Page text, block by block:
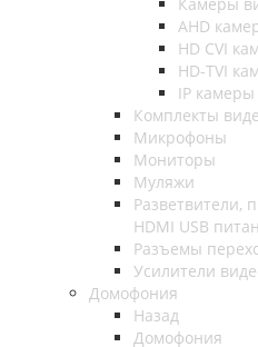
AHD
HD CVI
HD-TVI
IP камеры
Комплекты
Микрофоны
Мониторы
Муляжи
Разветвители,
HDMI USB
Разъемы
Усилители
Домофония
Назад
Домофония